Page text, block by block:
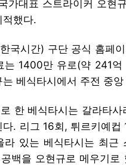
가대표 스트라이커 오현
적했다.
국시간) 구단 공식 홈페
는 1400만 유로(약 241
베식타시에서 주전 중
한 베식타시는 갈라타
다. 리그 16회, 튀르키예
있는 베식타시는 최근
백을 오현규로 메우기